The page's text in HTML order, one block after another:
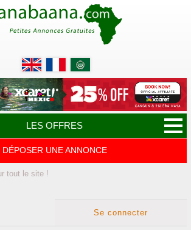
LES OFFRES
DÉPOSER UNE ANNONCE
tout le site !
Se connecter